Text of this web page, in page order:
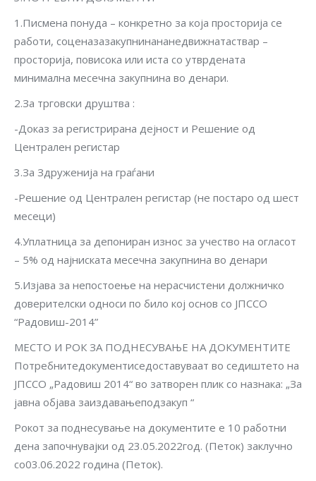
1.Писмена понуда – конкретно за која просторија се
работи, соценазазакупнинананедвижнатаствар –
просторија, повисока или иста со утврдената
минимална месечна закупнина во денари.
2.За трговски друштва :
-Доказ за регистрирана дејност и Решение од
Централен регистар
3.За Здруженија на граѓани
-Решение од Централен регистар (не постаро од шест
месеци)
4.Уплатница за депониран износ за учество на огласот
– 5% од најниската месечна закупнина во денари
5.Изјава за непостоење на нерасчистени должничко
доверителски односи по било кој основ со ЈПССО
“Радовиш-2014”
МЕСТО И РОК ЗА ПОДНЕСУВАЊЕ НА ДОКУМЕНТИТЕ
Потребнитедокументиседоставуваат во седиштето на
ЈПССО „Радовиш 2014“ во затворен плик со назнака: „За
јавна објава заиздавањеподзакуп “
Рокот за поднесување на документите е 10 работни
дена започнувајки од 23.05.2022год. (Петок) заклучно
со03.06.2022 година (Петок).